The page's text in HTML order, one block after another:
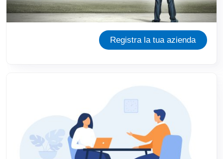
Registra la tua azienda